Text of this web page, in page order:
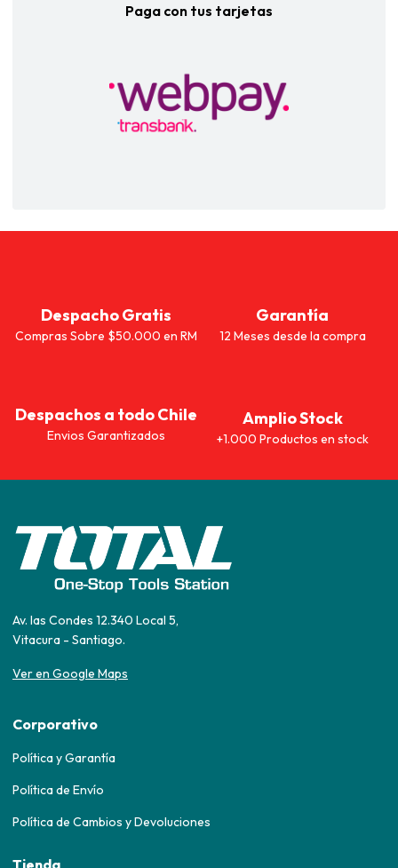
Paga con tus tarjetas
Despacho Gratis
Compras Sobre $50.000 en RM
Garantía
12 Meses desde la compra
Despachos a todo Chile
Envios Garantizados
Amplio Stock
+1.000 Productos en stock
Av. las Condes 12.340 Local 5,
Vitacura - Santiago.
Ver en Google Maps
Corporativo
Política y Garantía
Política de Envío
Política de Cambios y Devoluciones